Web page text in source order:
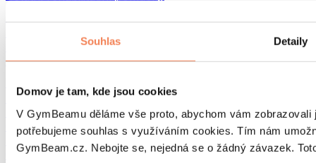
Souhlas Detaily
Domov je tam, kde jsou cookies
V GymBeamu děláme vše proto, abychom vám
potřebujeme souhlas s využíváním cookies. Tím nám
GymBeam.cz. Nebojte se, nejedná se o žádný závazek.
Batohy
Běh
Bojové sporty
Cyklistika
Jóga a pilates
Otužování